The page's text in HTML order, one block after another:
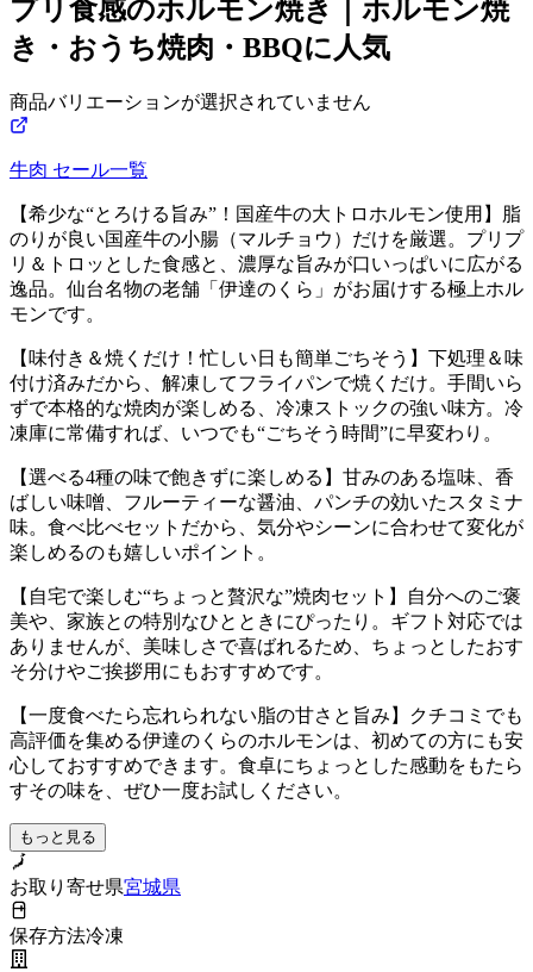
プリ食感のホルモン焼き｜ホルモン焼
き・おうち焼肉・BBQに人気
商品バリエーションが選択されていません
牛肉 セール一覧
【希少な“とろける旨み”！国産牛の大トロホルモン使用】脂
のりが良い国産牛の小腸（マルチョウ）だけを厳選。プリプ
リ＆トロッとした食感と、濃厚な旨みが口いっぱいに広がる
逸品。仙台名物の老舗「伊達のくら」がお届けする極上ホル
モンです。
【味付き＆焼くだけ！忙しい日も簡単ごちそう】下処理＆味
付け済みだから、解凍してフライパンで焼くだけ。手間いら
ずで本格的な焼肉が楽しめる、冷凍ストックの強い味方。冷
凍庫に常備すれば、いつでも“ごちそう時間”に早変わり。
【選べる4種の味で飽きずに楽しめる】甘みのある塩味、香
ばしい味噌、フルーティーな醤油、パンチの効いたスタミナ
味。食べ比べセットだから、気分やシーンに合わせて変化が
楽しめるのも嬉しいポイント。
【自宅で楽しむ“ちょっと贅沢な”焼肉セット】自分へのご褒
美や、家族との特別なひとときにぴったり。ギフト対応では
ありませんが、美味しさで喜ばれるため、ちょっとしたおす
そ分けやご挨拶用にもおすすめです。
【一度食べたら忘れられない脂の甘さと旨み】クチコミでも
高評価を集める伊達のくらのホルモンは、初めての方にも安
心しておすすめできます。食卓にちょっとした感動をもたら
すその味を、ぜひ一度お試しください。
もっと見る
お取り寄せ県宮城県
保存方法冷凍